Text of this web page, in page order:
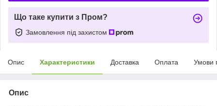
Що таке купити з Пром?
Замовлення під захистом
Опис Характеристики Доставка Оплата Умови
Опис